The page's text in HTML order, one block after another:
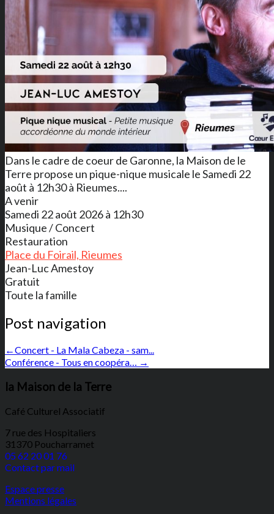
Dans le cadre de coeur de Garonne, la Maison de le
Terre propose un pique-nique musicale le Samedi 22
août à 12h30 à Rieumes....
A venir
Samedi 22 août 2026 à 12h30
Musique / Concert
Restauration
Place du Foirail, Rieumes
Jean-Luc Amestoy
Gratuit
Toute la famille
Post navigation
←Concert - La Mala Cabeza - sam...
Conférence - Tous en coopéra… →
la Maison de la Terre
Café Culturel Associatif
7 rue des Hospitaliers
31370 Poucharramet
05 62 20 01 76
Contact par mail
Espace presse
Mentions légales